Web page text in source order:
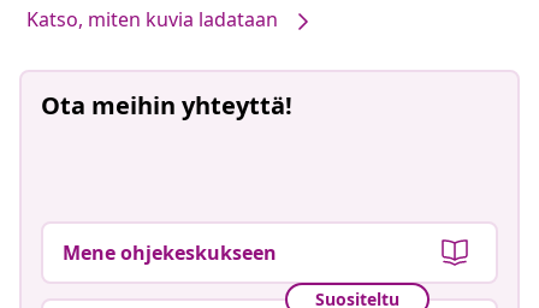
Meidän tuotteemme, sinun tyylilläsi
Katso, miten kuvia ladataan